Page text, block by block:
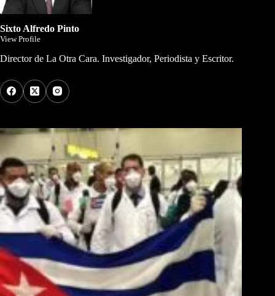
Sixto Alfredo Pinto
View Profile
Director de La Otra Cara. Investigador, Periodista y Escritor.